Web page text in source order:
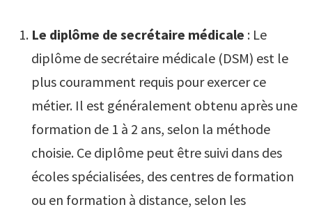
Le diplôme de secrétaire médicale : Le
diplôme de secrétaire médicale (DSM) est le
plus couramment requis pour exercer ce
métier. Il est généralement obtenu après une
formation de 1 à 2 ans, selon la méthode
choisie. Ce diplôme peut être suivi dans des
écoles spécialisées, des centres de formation
ou en formation à distance, selon les